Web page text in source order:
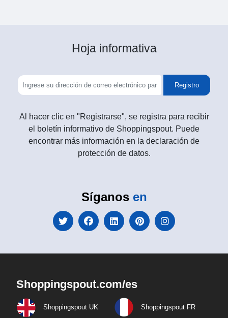
Hoja informativa
Registro
Al hacer clic en "Registrarse", se registra para recibir
el boletín informativo de Shoppingspout. Puede
encontrar más información en la declaración de
protección de datos.
Síganos en
Shoppingspout.com/es
Shoppingspout UK Shoppingspout FR